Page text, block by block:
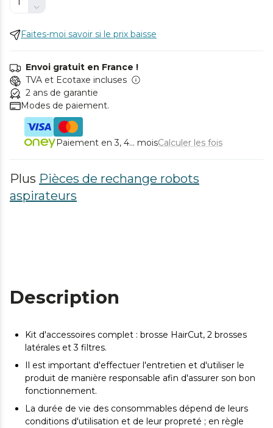
Faites-moi savoir si le prix baisse
Envoi gratuit en France !
TVA et Ecotaxe incluses
2 ans de garantie
Modes de paiement.
Paiement en 3, 4... moisCalculer les fois
Plus Pièces de rechange robots
aspirateurs
Description
Kit d'accessoires complet : brosse HairCut, 2 brosses
latérales et 3 filtres.
Il est important d'effectuer l'entretien et d'utiliser le
produit de manière responsable afin d'assurer son bon
fonctionnement.
La durée de vie des consommables dépend de leurs
conditions d'utilisation et de leur propreté ; en règle